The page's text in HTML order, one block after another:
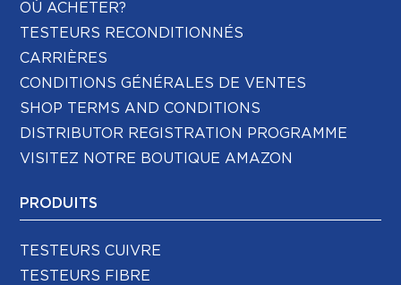
OÙ ACHETER?
TESTEURS RECONDITIONNÉS
CARRIÈRES
CONDITIONS GÉNÉRALES DE VENTES
SHOP TERMS AND CONDITIONS
DISTRIBUTOR REGISTRATION PROGRAMME
VISITEZ NOTRE BOUTIQUE AMAZON
PRODUITS
TESTEURS CUIVRE
TESTEURS FIBRE